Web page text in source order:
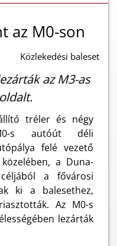
az M0-son
Közlekedési baleset
az M3-as
tréler és négy
s autóút déli
felé vezető
a Duna-
a fővárosi
ki a balesethez,
Az M0-s
lezárták